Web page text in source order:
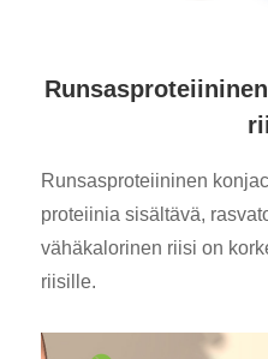
Runsasproteiininen
proteiinia sisältävä,
vähäkalorinen riisi on
riisille.